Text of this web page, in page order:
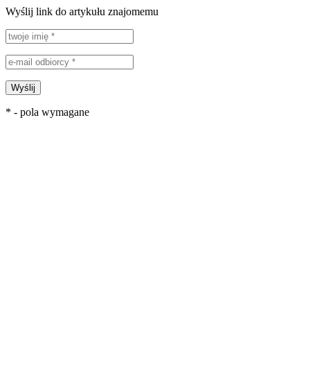
Wyślij link do artykułu znajomemu
Wyślij
* - pola wymagane